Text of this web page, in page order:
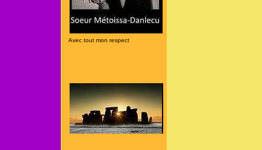
Avec tout mon respect